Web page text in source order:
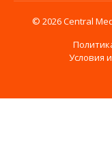
© 2026 Central
Условия